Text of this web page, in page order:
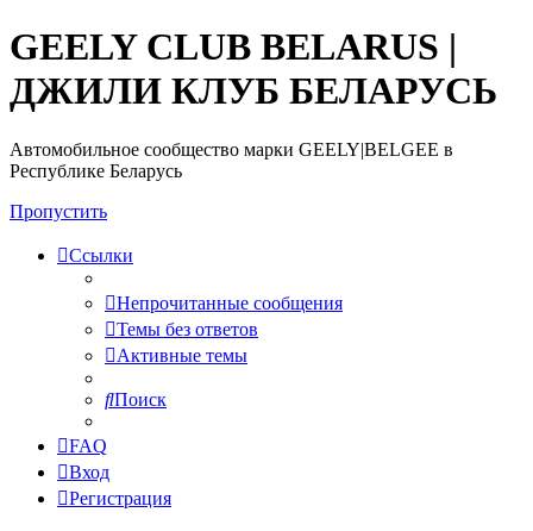
GEELY CLUB BELARUS |
ДЖИЛИ КЛУБ БЕЛАРУСЬ
Автомобильное сообщество марки GEELY|BELGEE в
Республике Беларусь
Пропустить
Ссылки
Непрочитанные сообщения
Темы без ответов
Активные темы
Поиск
FAQ
Вход
Регистрация